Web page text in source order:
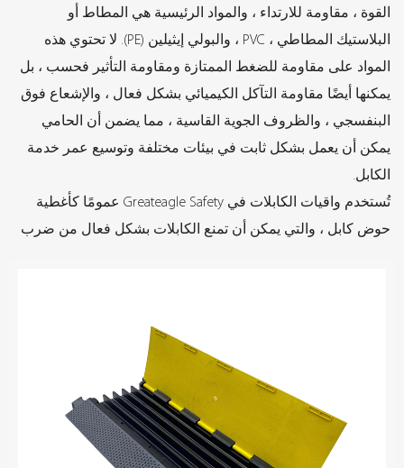
القوة ، مقاومة للارتداء ، والمواد الرئيسية هي المطاط أو
البلاستيك المطاطي ، PVC ، والبولي إيثيلين (PE). لا تحتوي هذه
المواد على مقاومة للضغط الممتازة ومقاومة التأثير فحسب ، بل
يمكنها أيضًا مقاومة التآكل الكيميائي بشكل فعال ، والإشعاع فوق
البنفسجي ، والظروف الجوية القاسية ، مما يضمن أن الحامي
يمكن أن يعمل بشكل ثابت في بيئات مختلفة وتوسيع عمر خدمة
الكابل.
تُستخدم واقيات الكابلات في Greateagle Safety عمومًا كأغطية
حوض كابل ، والتي يمكن أن تمنع الكابلات بشكل فعال من ضرب